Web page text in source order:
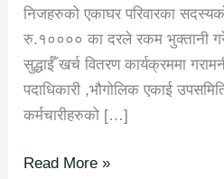
निजहरुको एकाघर परिवारका
रु.१०००० का दरले रकम भुक्तानी
सुद्धाईँ खर्च वितरण कार्यक्रममा
पदाधिकारी ,भौगोलिक एकाई
कर्मचारीहरुको […]
Read More »